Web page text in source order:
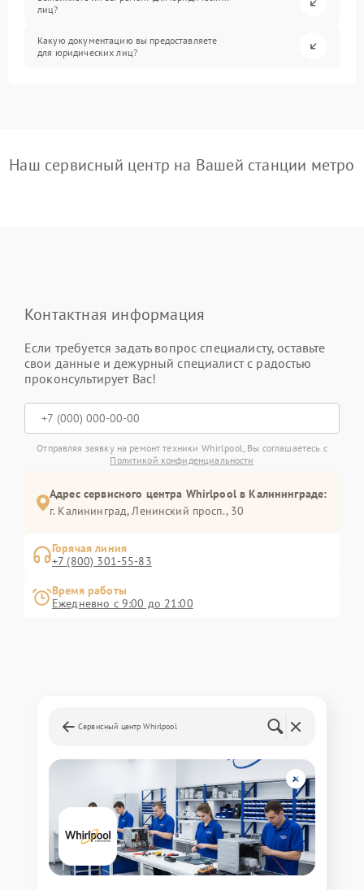
лиц?
Какую документацию вы предоставляете
для юридических лиц?
Наш сервисный центр на Вашей станции метро
Контактная информация
Если требуется задать вопрос специалисту, оставьте
свои данные и дежурный специалист с радостью
проконсультирует Вас!
Отправляя заявку на ремонт техники Whirlpool, Вы соглашаетесь с
Политикой конфиденциальности
Адрес сервисного центра Whirlpool в Калининграде:
г. Калининград, Ленинский просп., 30
Горячая линия
+7 (800) 301-55-83
Время работы
Ежедневно с 9:00 до 21:00
Сервисный центр Whirlpool